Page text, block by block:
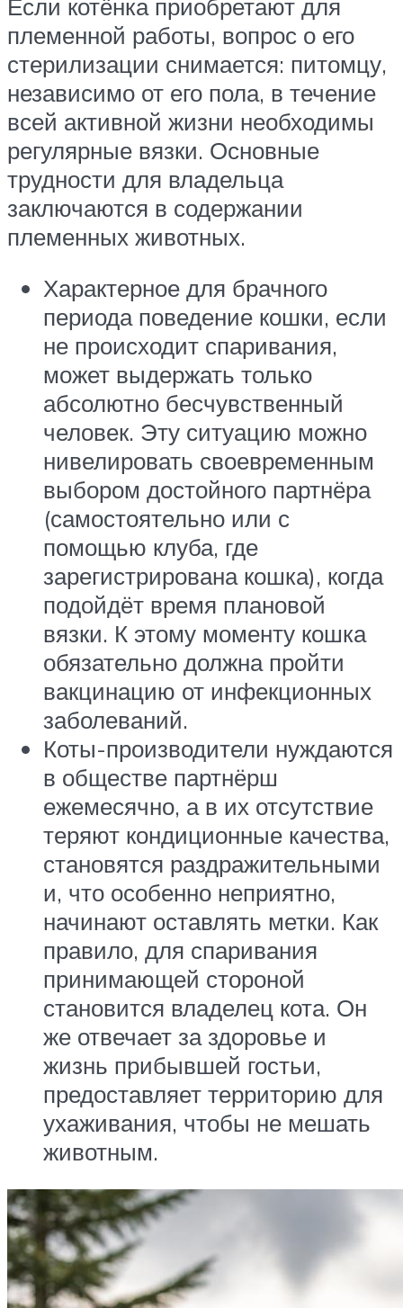
Если котёнка приобретают для
племенной работы, вопрос о его
стерилизации снимается: питомцу,
независимо от его пола, в течение
всей активной жизни необходимы
регулярные вязки. Основные
трудности для владельца
заключаются в содержании
племенных животных.
Характерное для брачного
периода поведение кошки, если
не происходит спаривания,
может выдержать только
абсолютно бесчувственный
человек. Эту ситуацию можно
нивелировать своевременным
выбором достойного партнёра
(самостоятельно или с
помощью клуба, где
зарегистрирована кошка), когда
подойдёт время плановой
вязки. К этому моменту кошка
обязательно должна пройти
вакцинацию от инфекционных
заболеваний.
Коты-производители нуждаются
в обществе партнёрш
ежемесячно, а в их отсутствие
теряют кондиционные качества,
становятся раздражительными
и, что особенно неприятно,
начинают оставлять метки. Как
правило, для спаривания
принимающей стороной
становится владелец кота. Он
же отвечает за здоровье и
жизнь прибывшей гостьи,
предоставляет территорию для
ухаживания, чтобы не мешать
животным.